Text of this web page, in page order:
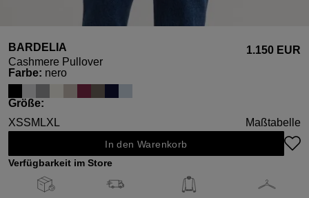
BARDELIA
Cashmere Pullover
1.150 EUR
Farbeauswählen
: nero
Größeauswählen
:
XSSM LXL Maßtabelle
In den Warenkorb
Verfügbarkeit im Store